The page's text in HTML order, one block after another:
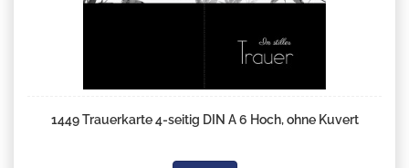
1449 Trauerkarte 4-seitig DIN A 6 Hoch, ohne Kuvert